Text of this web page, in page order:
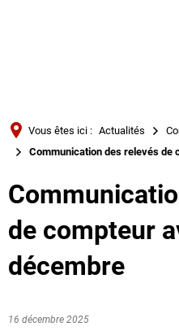
Vous êtes ici : Actualités
Communication des relevés de
de compteur
décembre
16 décembre 2025